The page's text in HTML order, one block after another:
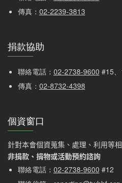
傳真： 02-2239-3813
捐款協助
聯絡電話： 02-2738-9600 #15
傳真： 02-8732-4398
個資窗口
針對本會個資蒐集、處理、利用等
非捐款、捐物或活動預約諮詢
聯絡電話： 02-2738-9600 #12